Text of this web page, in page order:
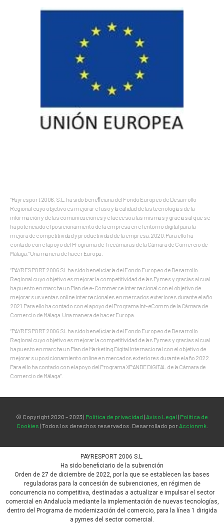
“Payrespor t 2006, S.L. ha sido beneﬁciaria del Fondo Europeo de Desarrollo
Regional cuyo objetivo es mejorar el uso y la calidad de las tecnologías de la
información y de las comunicaciones y el acceso a las mismas y gracias al que se
ha potenciado el posicionamiento de la empresa en el entorno digital para la
mejora de competitividad y productividad de la empresa. 2020. Para ello ha
contado con el apoyo del Programa de Ticcámaras de la Cámara de Comercio de
Málaga.” Una manera de hacer Europa.
“PAYRESPORT 2006 SL ha sido beneﬁciaria del Fondo Europeo de Desarrollo
Regional cuyo objetivo es mejorar la competitividad de las Pymes y gracias al cual
ha puesto en marcha un Plan de e-Commerce internacional con el objetivo de
mejorar sus ventas online internacionales en mercados exteriores durante el año
2021. Para ello ha contado con el apoyo del Programa Int-eComm de la Cámara de
Comercio de Málaga. Una manera de hacer Europa.
“PAYRESPORT 2006 SL ha sido beneﬁciaria del Fondo Europeo de Desarrollo
Regional cuyo objetivo es mejorar la competitividad de las Pymes y gracias al cual
ha puesto en marcha un Plan de Marketing Digital Internacional con el objetivo de
mejorar su posicionamiento online en mercados exteriores durante el año 2022.
Para ello ha contado con el apoyo del Programa XPANDE DIGITAL de la Cámara de
Comercio de Málaga”.
© Copyright 2020 – 2023 | Política de privacidad | Aviso Legal | Política de
Cookies | Todos los derechos reservados. Desarrollado por Accionmk.
PAYRESPORT 2006 S.L.
Ha sido beneficiario de la subvención
Orden de 27 de diciembre de 2022, por la que se establecen las bases
reguladoras para la concesión de subvenciones, en régimen de
concurrencia no competitiva, destinadas a actualizar e impulsar el sector
comercial en Andalucía mediante la implementación de nuevas tecnologías,
dentro del Programa de modernización del comercio, para la línea 1 dirigida
a pymes del sector comercial.